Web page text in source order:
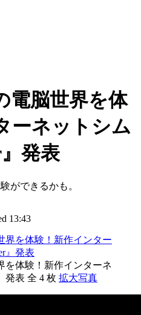
電脳世界を体
ーネットシム
』発表
ができるかも。
13:43
を体験！新作インターネ
発表 全 4 枚 拡大写真